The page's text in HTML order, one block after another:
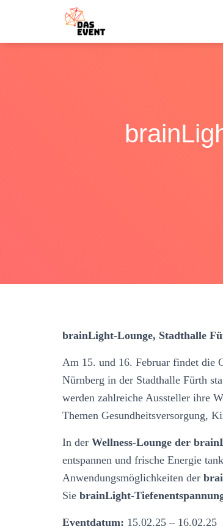
brainLight-Lounge, Stadthalle
Am 15. und 16. Februar findet die
Nürnberg in der Stadthalle Fürth
werden zahlreiche Aussteller ihre
Themen Gesundheitsversorgung,
In der Wellness-Lounge der
entspannen und frische Energie
Anwendungsmöglichkeiten der
Sie brainLight-
Eventdatum: 15.02.25 – 16.02.25